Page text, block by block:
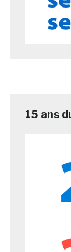
15 ans